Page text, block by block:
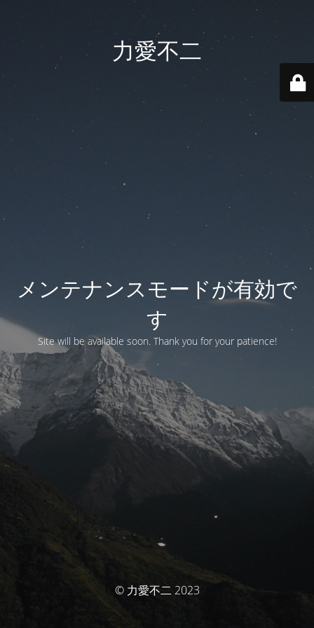
力愛不二
メンテナンスモードが有効で
す
Site will be available soon. Thank you for your patience!
© 力愛不二 2023